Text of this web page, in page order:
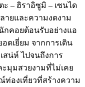
ะ – ฮิราอิซูมิ – เซนได
ยและความงดงาม
กคอยต้อนรับอย่างแอ
ดเยี่ยม จากการเดิน
สน่ห์ ไปจนถึงการ
มุมสวยงามที่ไม่เคย
องเที่ยวที่สร้างความ